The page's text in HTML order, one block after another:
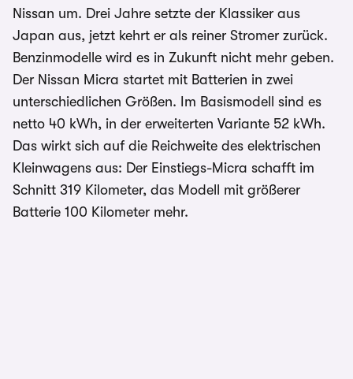
Nissan um. Drei Jahre setzte der Klassiker aus
Japan aus, jetzt kehrt er als reiner Stromer zurück.
Benzinmodelle wird es in Zukunft nicht mehr geben.
Der Nissan Micra startet mit Batterien in zwei
unterschiedlichen Größen. Im Basismodell sind es
netto 40 kWh, in der erweiterten Variante 52 kWh.
Das wirkt sich auf die Reichweite des elektrischen
Kleinwagens aus: Der Einstiegs-Micra schafft im
Schnitt 319 Kilometer, das Modell mit größerer
Batterie 100 Kilometer mehr.